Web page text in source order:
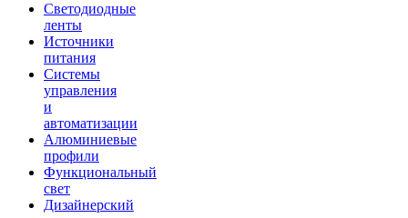
Светодиодные
ленты
Источники
питания
Системы
управления
и
автоматизации
Алюминиевые
профили
Функциональный
свет
Дизайнерский